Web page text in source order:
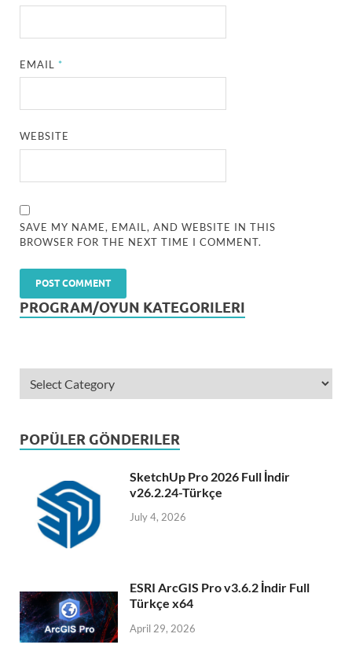
EMAIL*
WEBSITE
SAVE MY NAME, EMAIL, AND WEBSITE IN THIS
BROWSER FOR THE NEXT TIME I COMMENT.
PROGRAM/OYUN KATEGORILERI
POPÜLER GÖNDERILER
SketchUp Pro 2026 Full İndir
v26.2.24-Türkçe
July 4, 2026
ESRI ArcGIS Pro v3.6.2 İndir Full
Türkçe x64
April 29, 2026